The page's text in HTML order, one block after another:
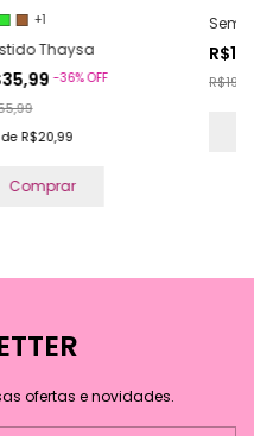
+1
Thaysa
-36%OFF
de R$20,99
Comprar
ofertas e novidades.